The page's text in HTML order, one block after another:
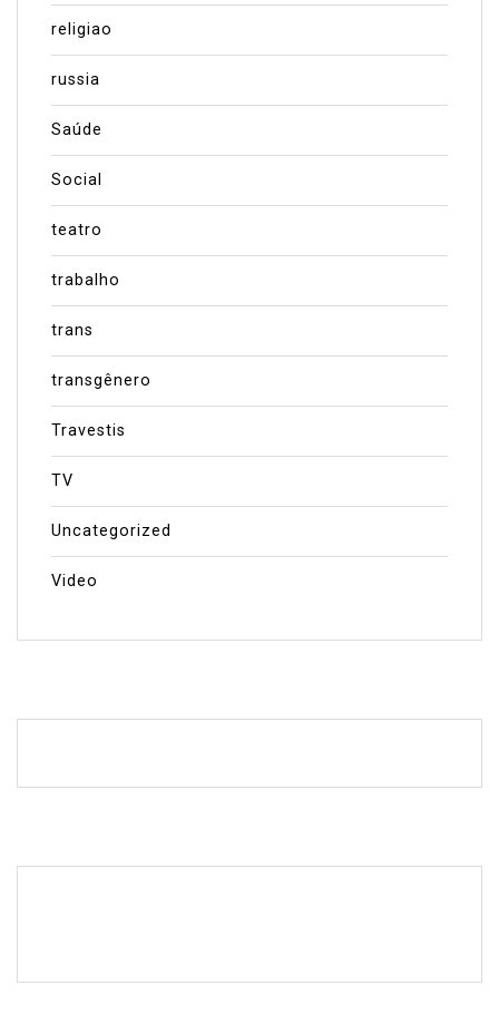
religiao
russia
Saúde
Social
teatro
trabalho
trans
transgênero
Travestis
TV
Uncategorized
Video